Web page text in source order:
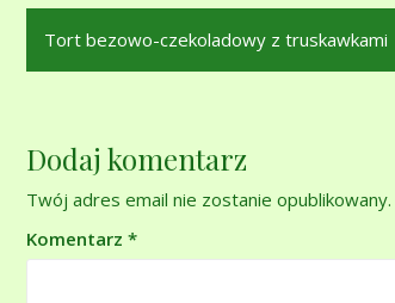
Nawigacja
wpisu
Tort bezowo-czekoladowy z truskawkami
Dodaj komentarz
Twój adres email nie zostanie opublikowany.
Komentarz *